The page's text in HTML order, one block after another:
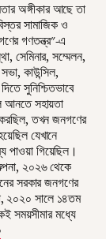
অঙ্গীকার আছে তা
সামাজিক ও
গণতন্ত্র"-এ
সেমিনার, সম্মেলন,
কাউন্সিল,
সুনিশ্চিতভাবে
আনতে সহায়তা
তখন জনগণের
যেখানে
গিয়েছিল।
২০২৬ থেকে
সরকার জনগণের
২০২০ সালে ১৪তম
সময়সীমার মধ্যে